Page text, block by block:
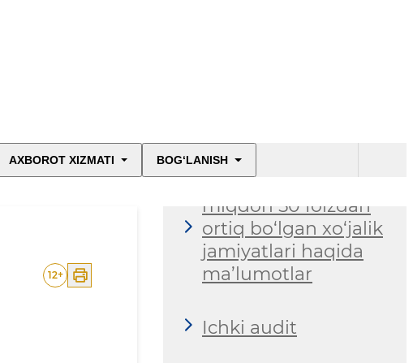
AXBOROT XIZMATI BOG‘LANISH
12+
Davlat ulushi
miqdori 50 foizdan
ortiq bo‘lgan xo‘jalik
jamiyatlari haqida
ma’lumotlar
Ichki audit